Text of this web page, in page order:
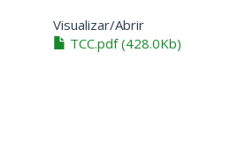
Visualizar/Abrir
TCC.pdf (428.0Kb)